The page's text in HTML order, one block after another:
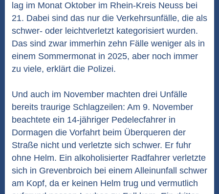
lag im Monat Oktober im Rhein-Kreis Neuss bei
21. Dabei sind das nur die Verkehrsunfälle, die als
schwer- oder leichtverletzt kategorisiert wurden.
Das sind zwar immerhin zehn Fälle weniger als in
einem Sommermonat in 2025, aber noch immer
zu viele, erklärt die Polizei.
Und auch im November machten drei Unfälle
bereits traurige Schlagzeilen: Am 9. November
beachtete ein 14-jähriger Pedelecfahrer in
Dormagen die Vorfahrt beim Überqueren der
Straße nicht und verletzte sich schwer. Er fuhr
ohne Helm. Ein alkoholisierter Radfahrer verletzte
sich in Grevenbroich bei einem Alleinunfall schwer
am Kopf, da er keinen Helm trug und vermutlich